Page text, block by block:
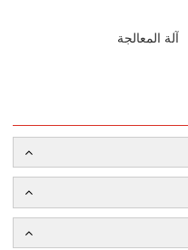
آلة المعالجة